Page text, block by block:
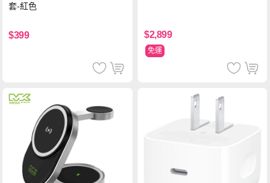
套-紅色
$399 $2,899
免運